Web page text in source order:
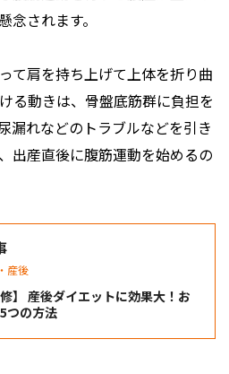
念されます。
て肩を持ち上げて上体を折り曲
る動きは、骨盤底筋群に負担を
漏れなどのトラブルなどを引き
出産直後に腹筋運動を始めるの
産後
修】 産後ダイエットに効果大！お
つの方法